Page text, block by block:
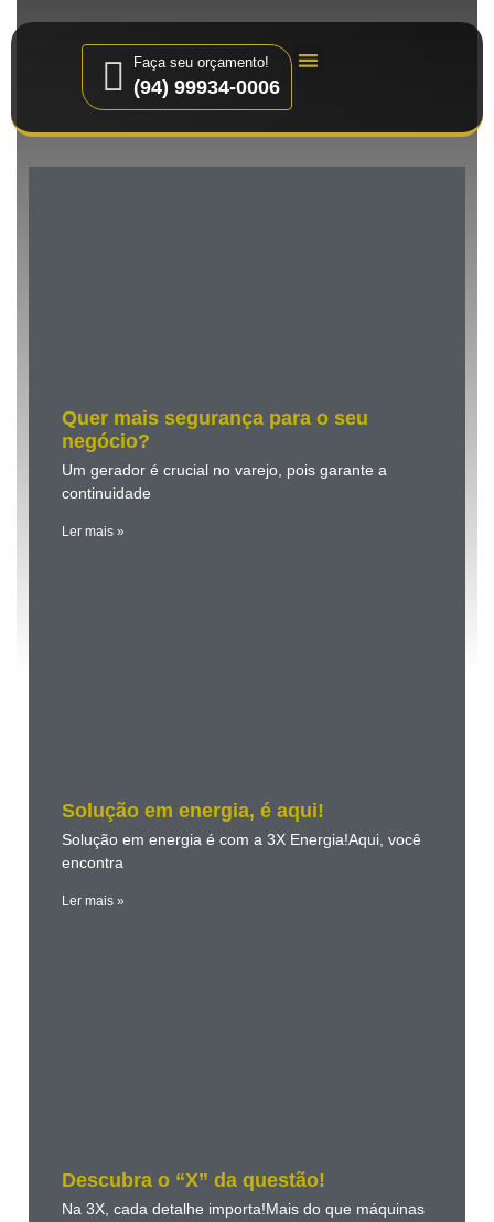
Faça seu orçamento!
(94) 99934-0006
Quer mais segurança para o seu
negócio?
Um gerador é crucial no varejo, pois garante a
continuidade
Ler mais »
Solução em energia, é aqui!
Solução em energia é com a 3X Energia!Aqui, você
encontra
Ler mais »
Descubra o “X” da questão!
Na 3X, cada detalhe importa!Mais do que máquinas